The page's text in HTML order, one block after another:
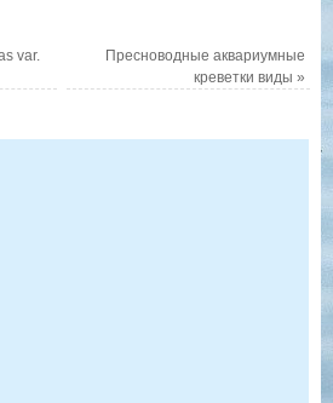
var.
Пресноводные аквариумные
креветки виды»